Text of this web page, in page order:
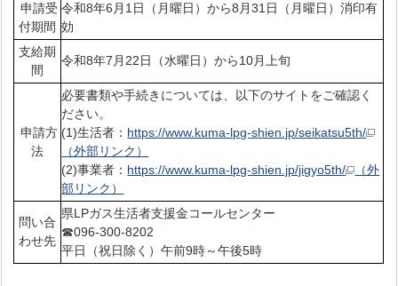
申請受
付期間
令和8年6月1日（月曜日）から8月31日（月曜日）消印有
効
支給期
間
令和8年7月22日（水曜日）から10月上旬
申請方
法
必要書類や手続きについては、以下のサイトをご確認く
ださい。
(1)生活者： https://www.kuma-lpg-shien.jp/seikatsu5th/
（外部リンク）
(2)事業者： https://www.kuma-lpg-shien.jp/jigyo5th/
（外
部リンク）
問い合
わせ先
県LPガス生活者支援金コールセンター
☎096-300-8202
平日（祝日除く）午前9時～午後5時